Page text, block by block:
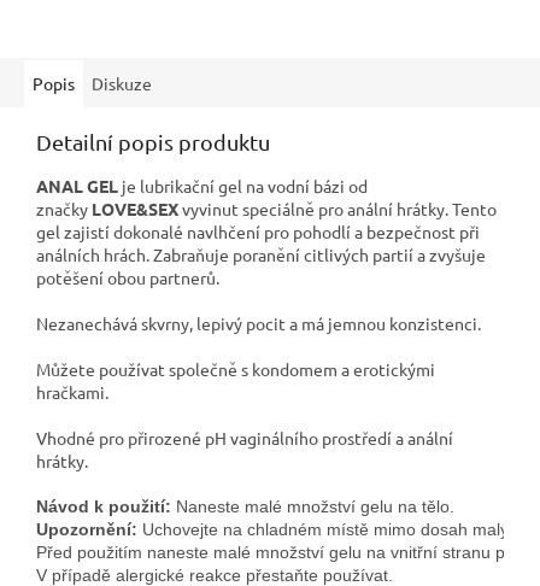
Popis Diskuze
Detailní popis produktu
ANAL GEL je lubrikační gel na vodní bázi od
značky LOVE&SEXvyvinut speciálně pro anální hrátky. Tento
gel zajistí dokonalé navlhčení pro pohodlí a bezpečnost při
análních hrách. Zabraňuje poranění citlivých partií a zvyšuje
potěšení obou partnerů.
Nezanechává skvrny, lepivý pocit a má jemnou konzistenci.
Můžete používat společně s kondomem a erotickými
hračkami.
Vhodné pro přirozené pH vaginálního prostředí a anální
hrátky.
Návod k použití: Naneste malé množství gelu na tělo.
Upozornění: Uchovejte na chladném místě mimo dosah malých
Před použitím naneste malé množství gelu na vnitřní stranu
V případě alergické reakce přestaňte používat.